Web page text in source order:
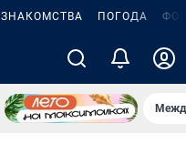
ЗНАКОМСТВА ПОГОДА